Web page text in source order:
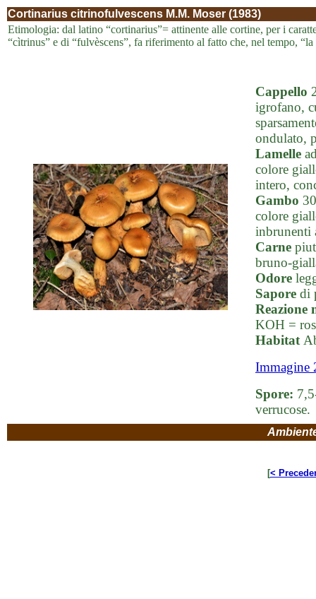
Cortinarius citrinofulvescens M.M. Moser (1983)
Etimologia: dal latino “cortinarius”= attinente alle cortine, per i
“cìtrinus” e di “fulvèscens”, fa riferimento al fatto che, nel tempo,
Cappello
igrofano,
ondulato,
Lamelle
colore
intero,
Gambo
colore
inbrunenti
Carne
bruno-
Odore
Sapore di
Reazione
KOH =
Habitat
Immagine
Spore:
verrucose.
[<